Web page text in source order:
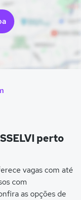
perto
vagas com até
com
as opções de